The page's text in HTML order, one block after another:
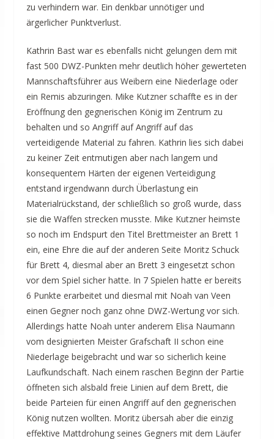
zu verhindern war. Ein denkbar unnötiger und
ärgerlicher Punktverlust.
Kathrin Bast war es ebenfalls nicht gelungen dem mit
fast 500 DWZ-Punkten mehr deutlich höher gewerteten
Mannschaftsführer aus Weibern eine Niederlage oder
ein Remis abzuringen. Mike Kutzner schaffte es in der
Eröffnung den gegnerischen König im Zentrum zu
behalten und so Angriff auf Angriff auf das
verteidigende Material zu fahren. Kathrin lies sich dabei
zu keiner Zeit entmutigen aber nach langem und
konsequentem Härten der eigenen Verteidigung
entstand irgendwann durch Überlastung ein
Materialrückstand, der schließlich so groß wurde, dass
sie die Waffen strecken musste. Mike Kutzner heimste
so noch im Endspurt den Titel Brettmeister an Brett 1
ein, eine Ehre die auf der anderen Seite Moritz Schuck
für Brett 4, diesmal aber an Brett 3 eingesetzt schon
vor dem Spiel sicher hatte. In 7 Spielen hatte er bereits
6 Punkte erarbeitet und diesmal mit Noah van Veen
einen Gegner noch ganz ohne DWZ-Wertung vor sich.
Allerdings hatte Noah unter anderem Elisa Naumann
vom designierten Meister Grafschaft II schon eine
Niederlage beigebracht und war so sicherlich keine
Laufkundschaft. Nach einem raschen Beginn der Partie
öffneten sich alsbald freie Linien auf dem Brett, die
beide Parteien für einen Angriff auf den gegnerischen
König nutzen wollten. Moritz übersah aber die einzig
effektive Mattdrohung seines Gegners mit dem Läufer